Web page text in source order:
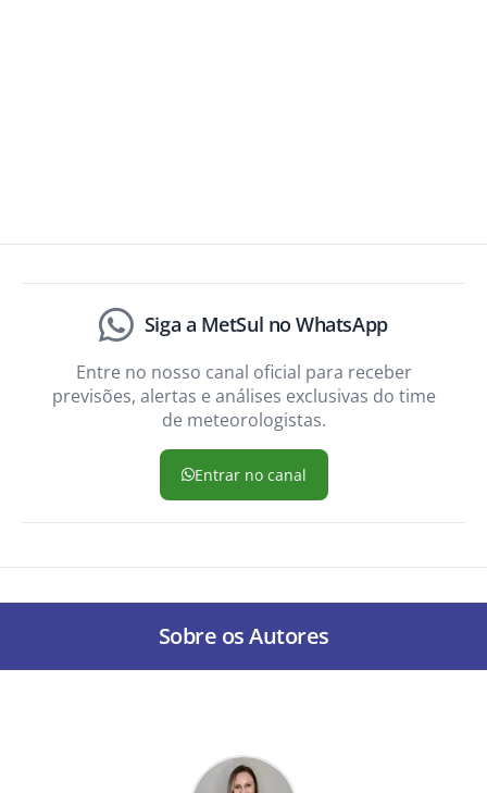
Siga a MetSul no WhatsApp
Entre no nosso canal oficial para receber
previsões, alertas e análises exclusivas do time
de meteorologistas.
Entrar no canal
Sobre os Autores